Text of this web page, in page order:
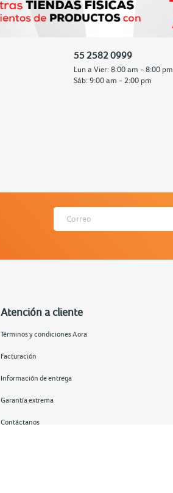
55 2582 0999
Lun a Vier: 8:00 am - 8:00 pm
Sáb: 9:00 am - 2:00 pm
Atención a cliente
Términos y condiciones Aora
Facturación
Información de entrega
Garantía extrema
Contáctanos